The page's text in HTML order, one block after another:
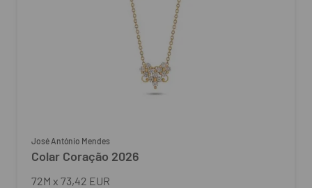
José António Mendes
Colar Coração 2026
72M x 73,42 EUR